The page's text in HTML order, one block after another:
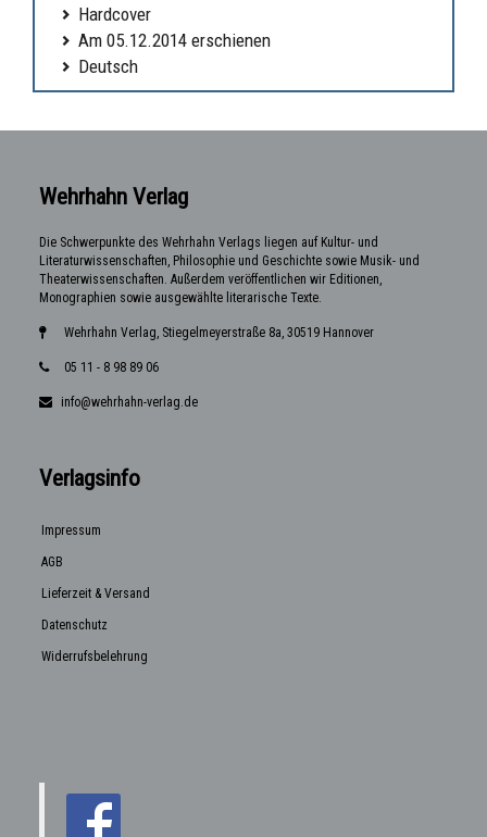
Hardcover
Am 05.12.2014 erschienen
Deutsch
Wehrhahn Verlag
Die Schwerpunkte des Wehrhahn Verlags liegen auf Kultur- und
Literaturwissenschaften, Philosophie und Geschichte sowie Musik- und
Theaterwissenschaften. Außerdem veröffentlichen wir Editionen,
Monographien sowie ausgewählte literarische Texte.
Wehrhahn Verlag, Stiegelmeyerstraße 8a, 30519 Hannover
05 11 - 8 98 89 06
info@wehrhahn-verlag.de
Verlagsinfo
Impressum
AGB
Lieferzeit & Versand
Datenschutz
Widerrufsbelehrung